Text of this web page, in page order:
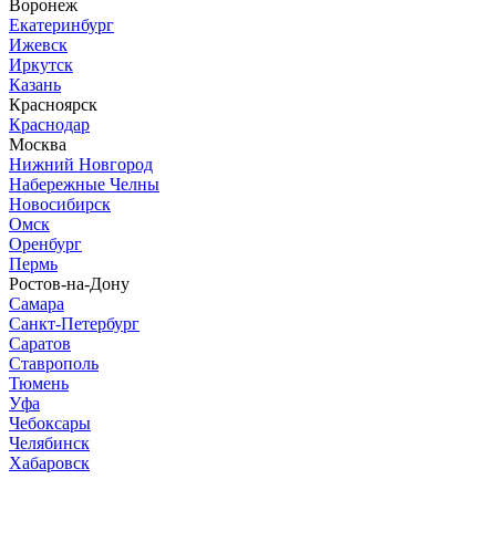
Воронеж
Екатеринбург
Ижевск
Иркутск
Казань
Красноярск
Краснодар
Москва
Нижний Новгород
Набережные Челны
Новосибирск
Омск
Оренбург
Пермь
Ростов-на-Дону
Самара
Санкт-Петербург
Саратов
Ставрополь
Тюмень
Уфа
Чебоксары
Челябинск
Хабаровск